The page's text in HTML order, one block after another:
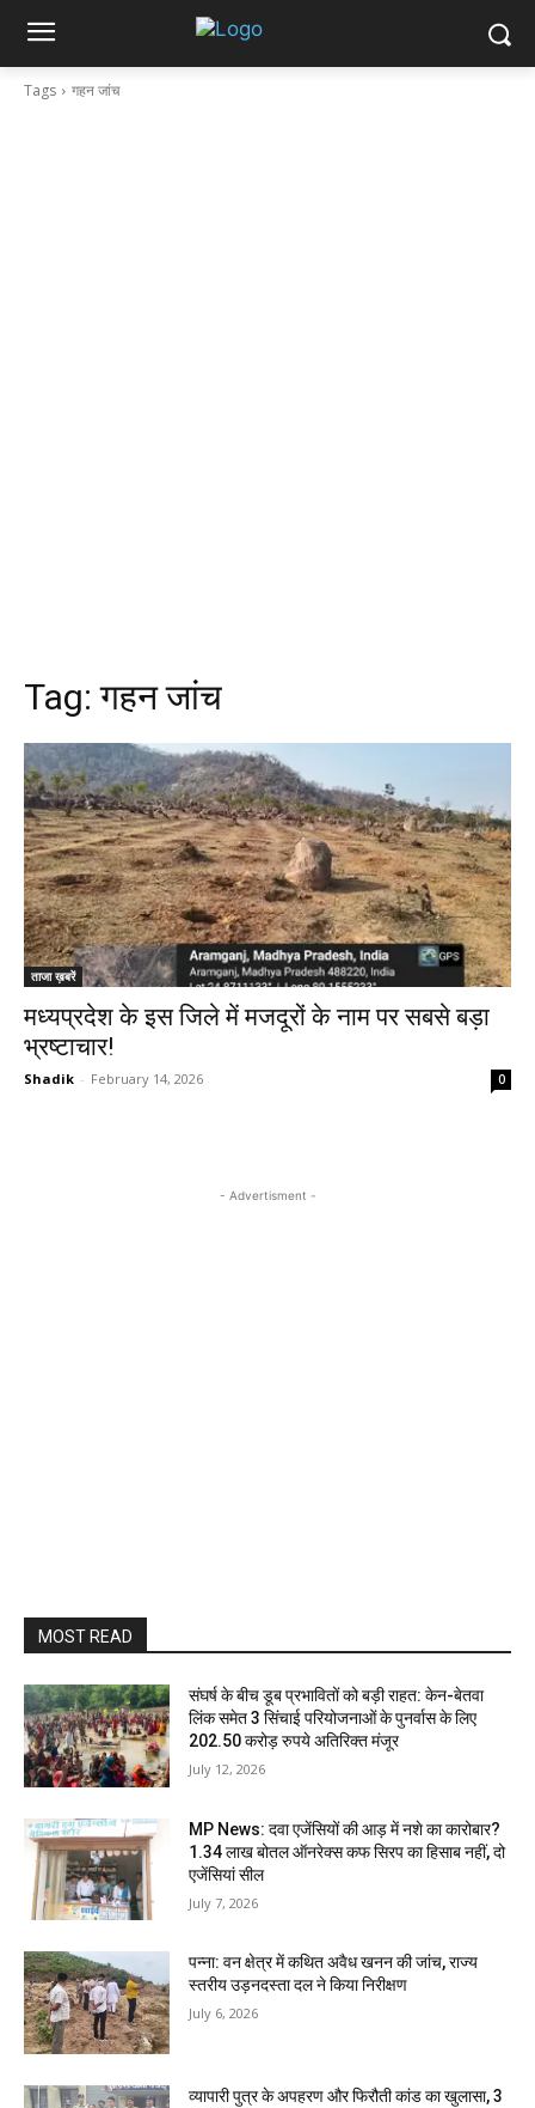
Tags गहन जांच
Tag:गहन जांच
ताजा ख़बरें
मध्यप्रदेश के इस जिले में मजदूरों के नाम पर सबसे बड़ा
भ्रष्टाचार!
Shadik - February 14, 2026 0
- Advertisment -
MOST READ
संघर्ष के बीच डूब प्रभावितों को बड़ी राहत: केन-बेतवा
लिंक समेत 3 सिंचाई परियोजनाओं के पुनर्वास के लिए
202.50 करोड़ रुपये अतिरिक्त मंजूर
July 12, 2026
MP News: दवा एजेंसियों की आड़ में नशे का कारोबार?
1.34 लाख बोतल ऑनरेक्स कफ सिरप का हिसाब नहीं, दो
एजेंसियां सील
July 7, 2026
पन्ना: वन क्षेत्र में कथित अवैध खनन की जांच, राज्य
स्तरीय उड़नदस्ता दल ने किया निरीक्षण
July 6, 2026
व्यापारी पुत्र के अपहरण और फिरौती कांड का खुलासा, 3